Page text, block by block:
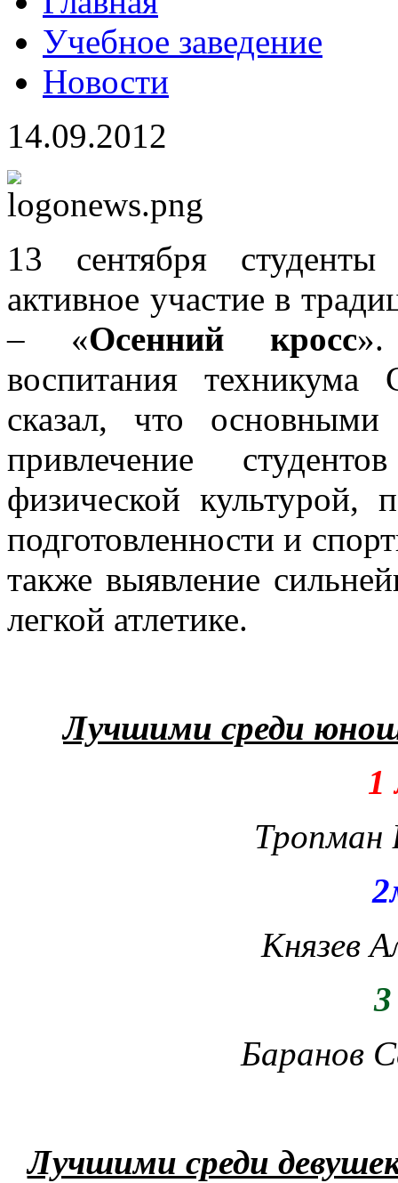
Учебное заведение
Новости
14.09.2012
13 сентября
активное участие в
– «Осенний кросс».
воспитания техникума
сказал, что
привлечение
физической культурой,
подготовленности и
также выявление
легкой атлетике.
Лучшими среди
1
Тропман
Князев
Баранов
Лучшими среди